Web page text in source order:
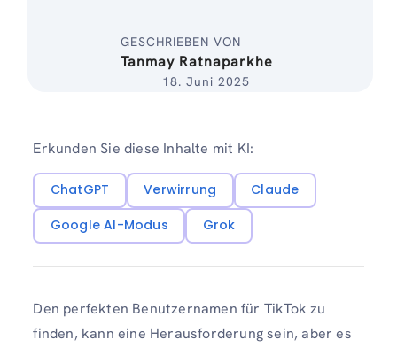
GESCHRIEBEN VON
Tanmay Ratnaparkhe
18. Juni 2025
Erkunden Sie diese Inhalte mit KI:
ChatGPT Verwirrung
Claude
Google AI-Modus
Grok
Den perfekten Benutzernamen für TikTok zu
finden, kann eine Herausforderung sein, aber es